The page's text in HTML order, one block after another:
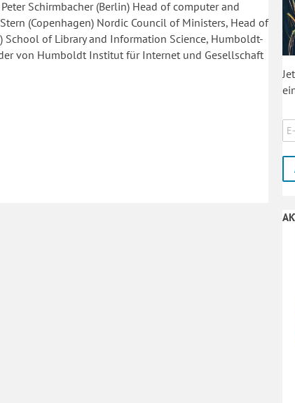
Schirmbacher (Berlin) Head of computer and
(Copenhagen) Nordic Council of Ministers, Head of
of Library and Information Science, Humboldt-
von Humboldt Institut für Internet und Gesellschaft